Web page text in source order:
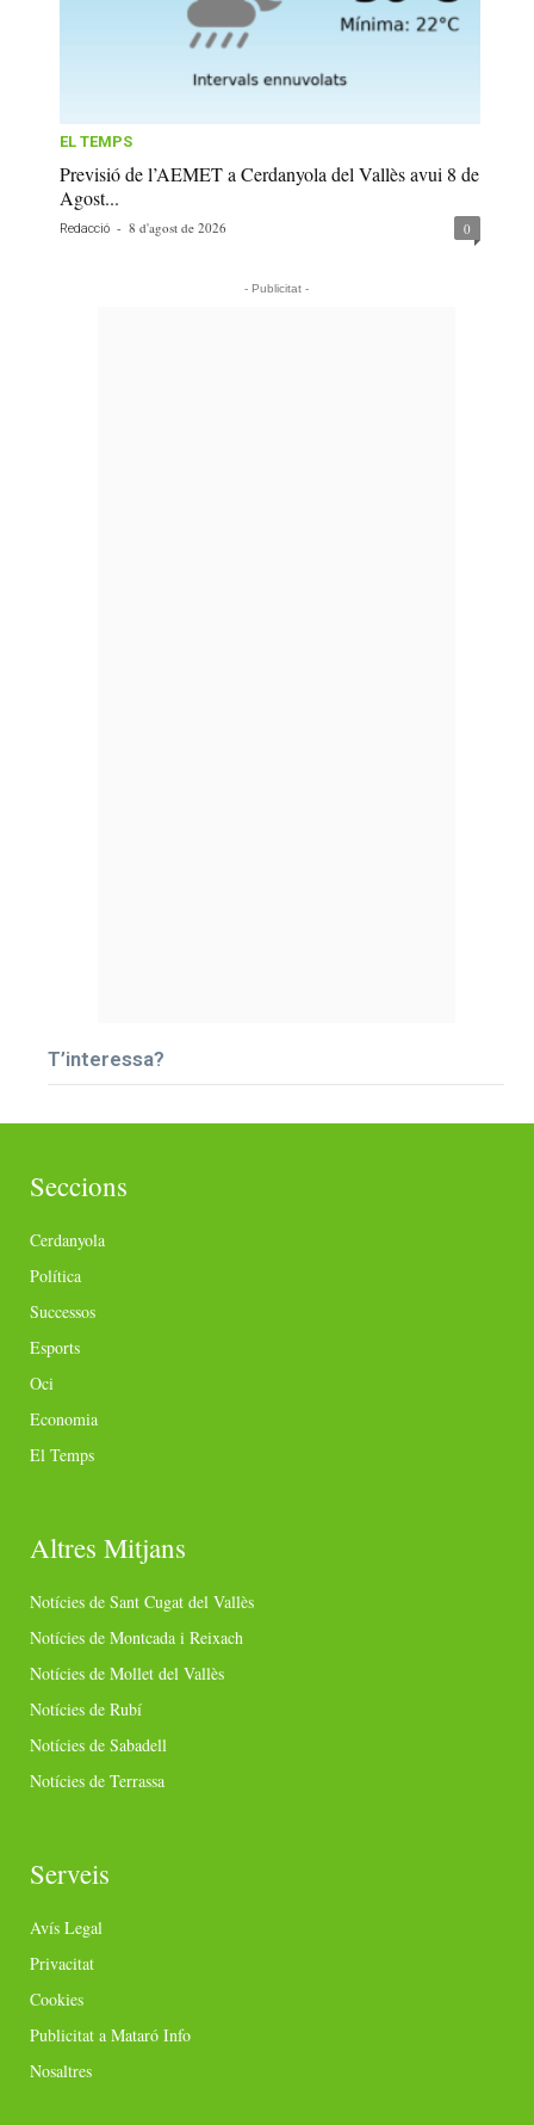
EL TEMPS
Previsió de l’AEMET a Cerdanyola del Vallès avui 8 de
Agost...
Redacció - 8 d'agost de 2026 0
- Publicitat -
T’interessa?
Seccions
Cerdanyola
Política
Successos
Esports
Oci
Economia
El Temps
Altres Mitjans
Notícies de Sant Cugat del Vallès
Notícies de Montcada i Reixach
Notícies de Mollet del Vallès
Notícies de Rubí
Notícies de Sabadell
Notícies de Terrassa
Serveis
Avís Legal
Privacitat
Cookies
Publicitat a Mataró Info
Nosaltres